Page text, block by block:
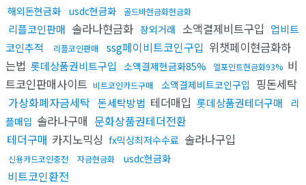
해외돈현금화 usdc현금화 골드바현금화현금화
리플코인판매 솔라나현금화 장외거래 소액결제비트구입 업비트
코인추적
리플코인판매 ssg페이비트코인구입 위챗페이현금화하
는법 롯데상품권비트구입 소액결제현금화85% 엘포인트현금화93% 비
트코인판매사이트 비트코인카드구매 소액결제비트코인구입 핑돈세탁
가상화폐자금세탁 돈세탁방법 테더매입 롯데상품권테더구매
리
플매입 솔라나구매 문화상품권테더전환
테더구매 카지노믹싱 fx믹싱최저수수료 솔라나구입
신용카드코인충전 자금현금화 usdc현금화
비트코인환전